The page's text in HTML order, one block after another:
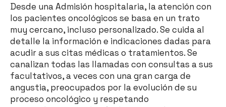
Desde una Admisión hospitalaria, la atención con
los pacientes oncológicos se basa en un trato
muy cercano, incluso personalizado. Se cuida al
detalle la información e indicaciones dadas para
acudir a sus citas médicas o tratamientos. Se
canalizan todas las llamadas con consultas a sus
facultativos, a veces con una gran carga de
angustia, preocupados por la evolución de su
proceso oncológico y respetando